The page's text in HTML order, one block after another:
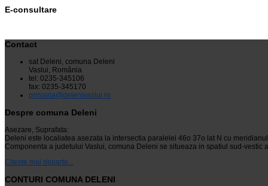
E-consultare
Contact
sat Deleni, comuna Deleni
Vaslui, România
tel: 0235-345106
fax: 0235-345170
primaria@delenivaslui.ro
Despre comuna Deleni
Asezare, Suprafata:
Deleni este localiatea asezata la intersectia paralelei 46o 37o lat N cu
Componenta a judetului Vaslui, comuna Deleni se situeaza in spatiul sud-vestic
Citeste mai departe...
CONTURI COMUNA DELENI